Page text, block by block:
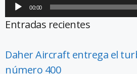
00:00
Entradas recientes
Daher Aircraft entrega el
número 400